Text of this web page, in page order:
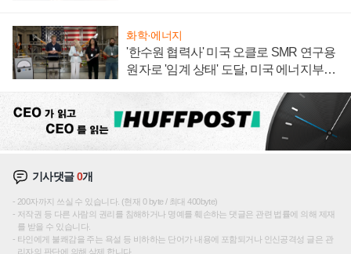
화학·에너지
'한수원 협력사' 미국 오클로 SMR 연구용
원자로 '임계 상태' 도달, 미국 에너지부
기사댓글0개
200자까지 쓰실 수 있습니다. (현재 0 byte / 최대 400byte)
저작권 등 다른 사람의 권리를 침해하거나 명예를 훼손하는 댓글은 관련 법률에 의해 제재
를 받을 수 있습니다.
타인에게 불쾌감을 주는 욕설 등 비하하는 단어가 내용에 포함되거나 인신공격성 글은 관
리자의 판단에 의해 삭제 합니다.